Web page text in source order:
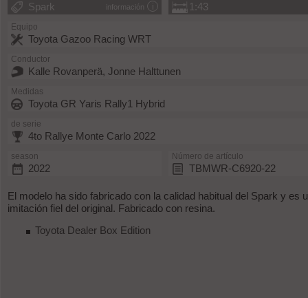
información
Spark 1:43
Equipo
Toyota Gazoo Racing WRT
Conductor
Kalle Rovanperä, Jonne Halttunen
Medidas
Toyota GR Yaris Rally1 Hybrid
de serie
4to Rallye Monte Carlo 2022
season
2022
Número de artículo
TBMWR-C6920-22
El modelo ha sido fabricado con la calidad habitual del Spark y es
imitación fiel del original. Fabricado con resina.
Toyota Dealer Box Edition